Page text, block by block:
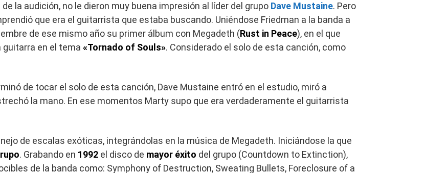
la audición, no le dieron muy buena impresión al líder del grupo Dave Mustaine. Pero
que era el guitarrista que estaba buscando. Uniéndose Friedman a la banda a
de ese mismo año su primer álbum con Megadeth (Rust in Peace), en el que
en el tema «Tornado of Souls». Considerado el solo de esta canción, como
de tocar el solo de esta canción, Dave Mustaine entró en el estudio, miró a
la mano. En ese momentos Marty supo que era verdaderamente el guitarrista
de escalas exóticas, integrándolas en la música de Megadeth. Iniciándose la que
. Grabando en 1992 el disco de mayor éxito del grupo (Countdown to Extinction),
de la banda como: Symphony of Destruction, Sweating Bullets, Foreclosure of a